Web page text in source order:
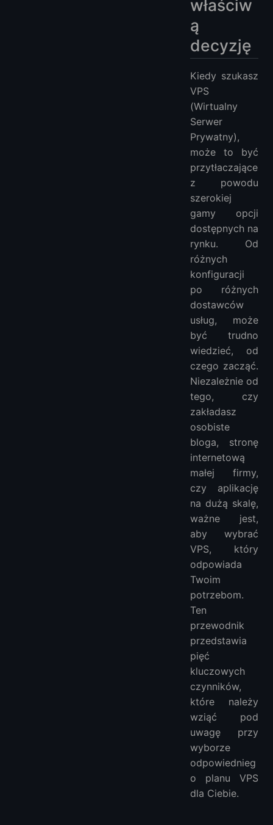
właściw
ą
decyzję
Kiedy szukasz
VPS
(Wirtualny
Serwer
Prywatny),
może to być
przytłaczające
z powodu
szerokiej
gamy opcji
dostępnych na
rynku. Od
różnych
konfiguracji
po różnych
dostawców
usług, może
być trudno
wiedzieć, od
czego zacząć.
Niezależnie od
tego, czy
zakładasz
osobiste
bloga, stronę
internetową
małej firmy,
czy aplikację
na dużą skalę,
ważne jest,
aby wybrać
VPS, który
odpowiada
Twoim
potrzebom.
Ten
przewodnik
przedstawia
pięć
kluczowych
czynników,
które należy
wziąć pod
uwagę przy
wyborze
odpowiednieg
o planu VPS
dla Ciebie.